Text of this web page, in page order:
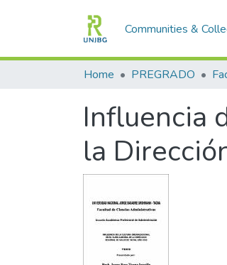
Communities &
Home PREGRADO
Influencia
la